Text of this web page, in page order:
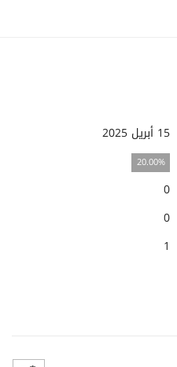
15 أبريل 2025
20.00%
0
0
1